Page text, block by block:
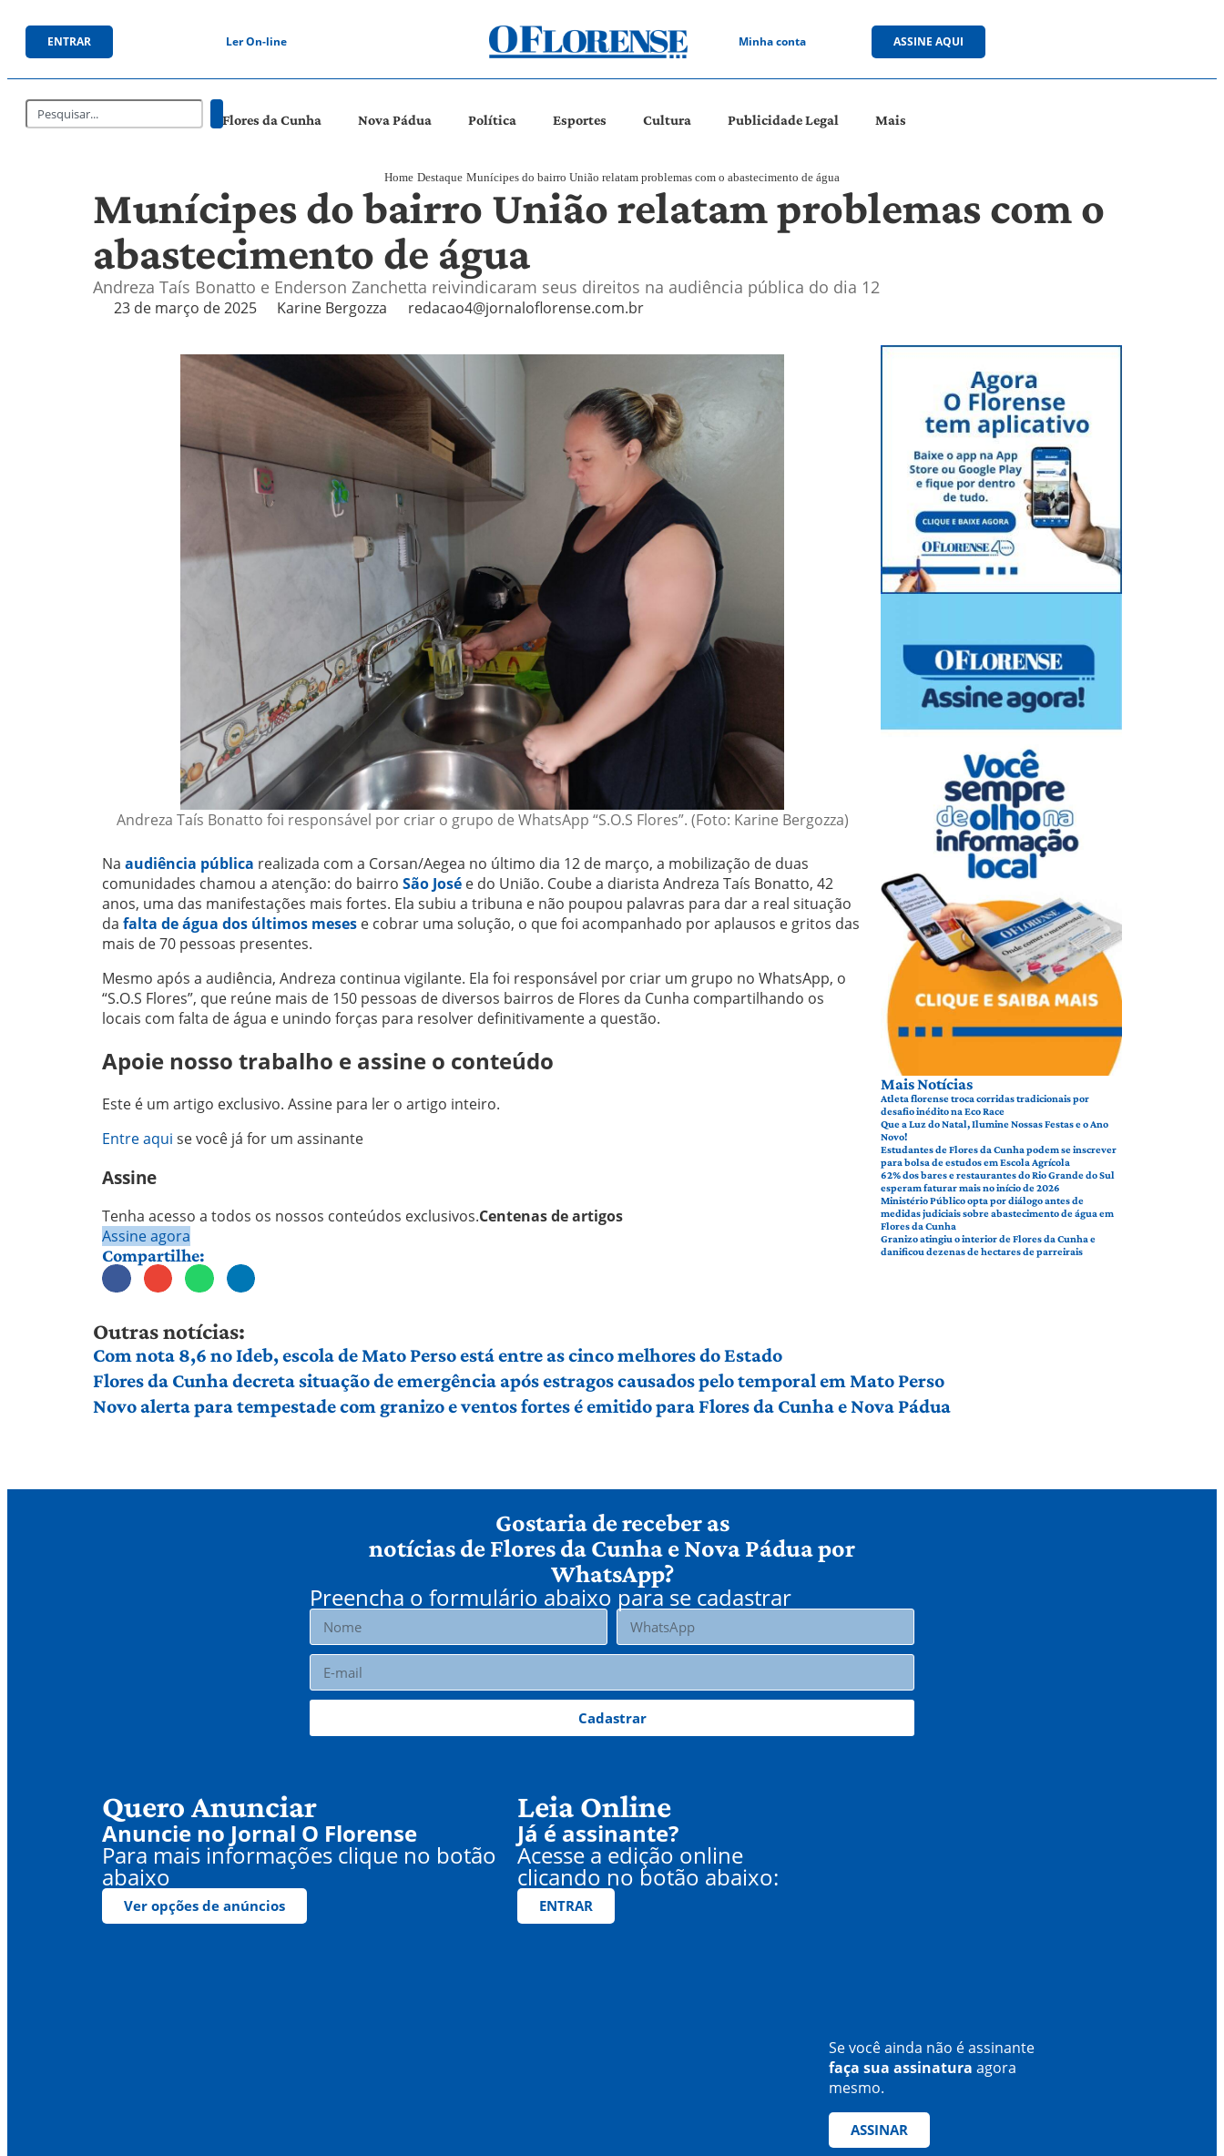
ENTRAR Ler On-line Minha conta ASSINE AQUI
Flores da Cunha Nova Pádua Política Esportes Cultura Publicidade Legal Mais
Home Destaque Munícipes do bairro União relatam problemas com o abastecimento de água
Munícipes do bairro União relatam problemas com o
abastecimento de água
Andreza Taís Bonatto e Enderson Zanchetta reivindicaram seus direitos na audiência pública do dia 12
23 de março de 2025 Karine Bergozza redacao4@jornaloflorense.com.br
Andreza Taís Bonatto foi responsável por criar o grupo de WhatsApp “S.O.S Flores”. (Foto: Karine Bergozza)
Na audiência pública realizada com a Corsan/Aegea no último dia 12 de março, a mobilização de duas
comunidades chamou a atenção: do bairro São José e do União. Coube a diarista Andreza Taís Bonatto, 42
anos, uma das manifestações mais fortes. Ela subiu a tribuna e não poupou palavras para dar a real situação
da falta de água dos últimos meses e cobrar uma solução, o que foi acompanhado por aplausos e gritos das
mais de 70 pessoas presentes.
Mesmo após a audiência, Andreza continua vigilante. Ela foi responsável por criar um grupo no WhatsApp, o
“S.O.S Flores”, que reúne mais de 150 pessoas de diversos bairros de Flores da Cunha compartilhando os
locais com falta de água e unindo forças para resolver definitivamente a questão.
Apoie nosso trabalho e assine o conteúdo
Este é um artigo exclusivo. Assine para ler o artigo inteiro.
Entre aqui se você já for um assinante
Assine
Tenha acesso a todos os nossos conteúdos exclusivos.Centenas de artigos
Assine agora
Compartilhe:
Mais Notícias
Atleta florense troca corridas tradicionais por
desafio inédito na Eco Race
Que a Luz do Natal, Ilumine Nossas Festas e o Ano
Novo!
Estudantes de Flores da Cunha podem se inscrever
para bolsa de estudos em Escola Agrícola
62% dos bares e restaurantes do Rio Grande do Sul
esperam faturar mais no início de 2026
Ministério Público opta por diálogo antes de
medidas judiciais sobre abastecimento de água em
Flores da Cunha
Granizo atingiu o interior de Flores da Cunha e
danificou dezenas de hectares de parreirais
Outras notícias:
Com nota 8,6 no Ideb, escola de Mato Perso está entre as cinco melhores do Estado
Flores da Cunha decreta situação de emergência após estragos causados pelo temporal em Mato Perso
Novo alerta para tempestade com granizo e ventos fortes é emitido para Flores da Cunha e Nova Pádua
Gostaria de receber as
notícias de Flores da Cunha e Nova Pádua por
WhatsApp?
Preencha o formulário abaixo para se cadastrar
Cadastrar
Quero Anunciar
Anuncie no Jornal O Florense
Para mais informações clique no botão
abaixo
Ver opções de anúncios
Leia Online
Já é assinante?
Acesse a edição online
clicando no botão abaixo:
ENTRAR
Se você ainda não é assinante
faça sua assinatura agora
mesmo.
ASSINAR